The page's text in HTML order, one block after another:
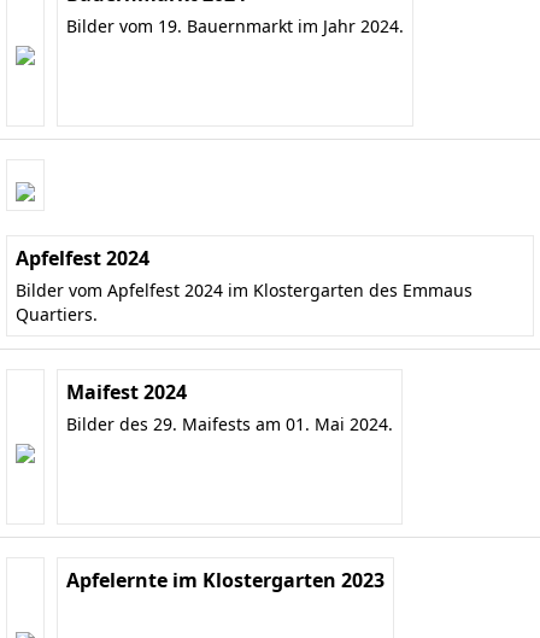
Bilder vom 19. Bauernmarkt im Jahr 2024.
Apfelfest 2024
Bilder vom Apfelfest 2024 im Klostergarten des Emmaus
Quartiers.
Maifest 2024
Bilder des 29. Maifests am 01. Mai 2024.
Apfelernte im Klostergarten 2023